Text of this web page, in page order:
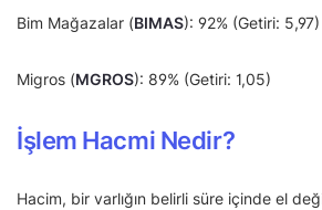
Bim Mağazalar (BIMAS): 92% (Getiri: 5,97)
Migros (MGROS): 89% (Getiri: 1,05)
İşlem Hacmi Nedir?
Hacim, bir varlığın belirli süre içinde el